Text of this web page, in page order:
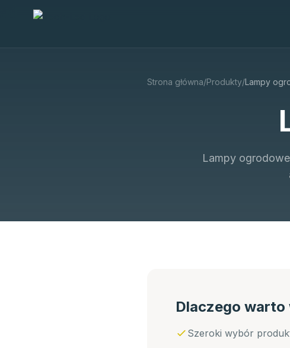
Strona główna/Produkty/Lampy
Lampy
Dlaczego warto
Szeroki wybór